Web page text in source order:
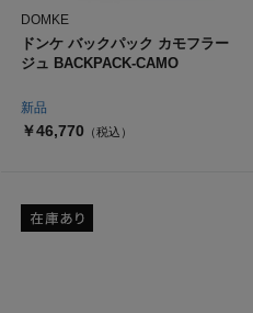
新品
DOMKE
ドンケ バックパック カモフラー
ジュ BACKPACK-CAMO
￥46,770 （税込）